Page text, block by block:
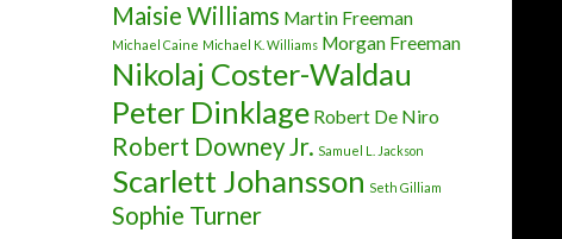
Maisie Williams Martin Freeman
Michael Caine Michael K. Williams Morgan Freeman
Nikolaj Coster-Waldau
Peter Dinklage Robert De Niro
Robert Downey Jr. Samuel L. Jackson
Scarlett Johansson Seth Gilliam
Sophie Turner